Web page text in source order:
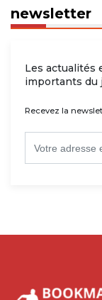
newsletter
Les actualités
importants du
Recevez la